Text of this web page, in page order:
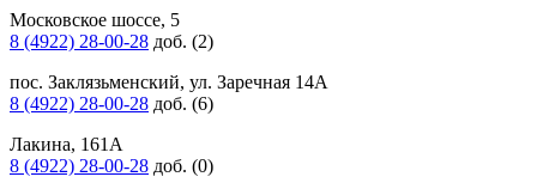
Московское шоссе, 5
8 (4922) 28-00-28 доб. (2)
пос. Заклязьменский, ул. Заречная 14А
8 (4922) 28-00-28 доб. (6)
Лакина, 161А
8 (4922) 28-00-28 доб. (0)